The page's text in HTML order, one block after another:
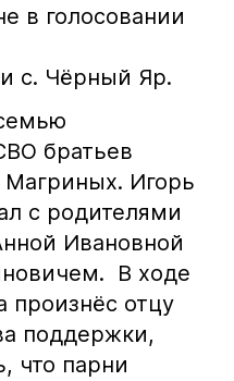
в голосовании
с. Чёрный Яр.
братьев
Магриных. Игорь
с родителями
Ивановной
В ходе
произнёс отцу
поддержки,
что парни